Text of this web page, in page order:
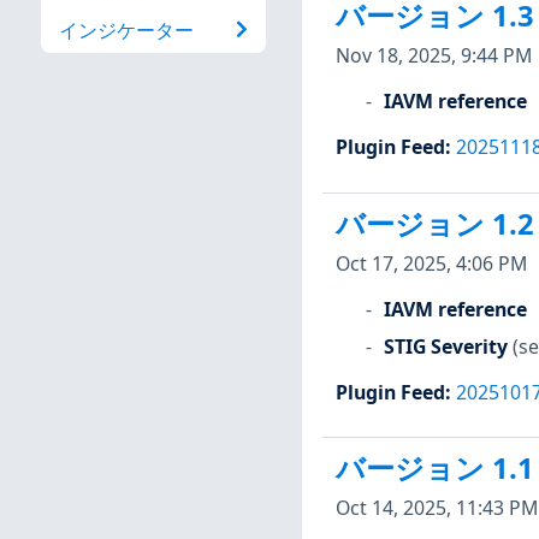
インジケーター バージョン 1.3
Nov 18, 2025, 9:44 PM
IAVM reference
Plugin Feed:
バージョン 1.2
Oct 17, 2025, 4:06 PM
IAVM reference
STIG Severity
Plugin Feed:
バージョン 1.1
Oct 14, 2025, 11:43 PM